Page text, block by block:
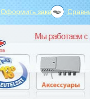
Оформить заказ?